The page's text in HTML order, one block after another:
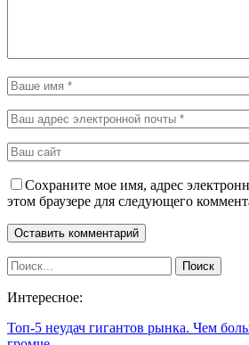
Сохраните мое имя, адрес
этом браузере для следующего
Интересное:
Топ-5 неудач гигантов рынка. Чем